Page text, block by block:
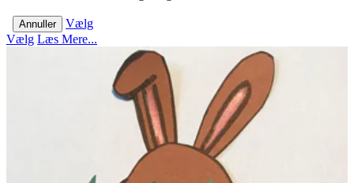
Annuller
Vælg
Vælg Læs Mere...